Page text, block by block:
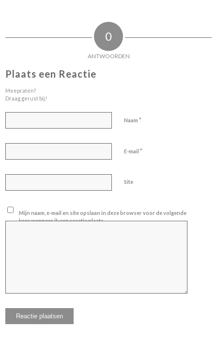
0
ANTWOORDEN
Plaats een Reactie
Meepraten?
Draag gerust bij!
Naam*
E-mail*
Site
Mijn naam, e-mail en site opslaan in deze browser voor de volgende
keer wanneer ik een reactie plaats.